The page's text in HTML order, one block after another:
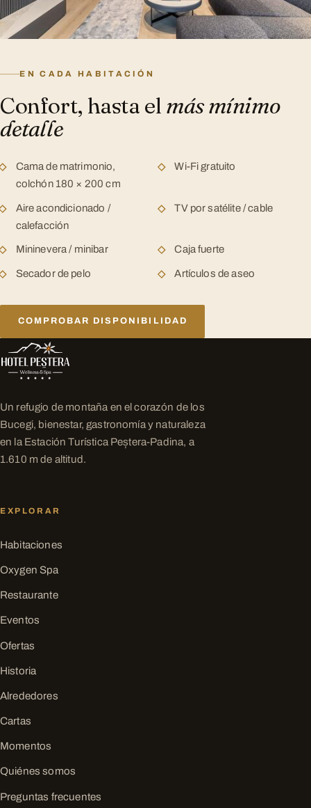
EN CADA HABITACIÓN
Confort, hasta el más mínimo
detalle
Cama de matrimonio,
colchón 180 × 200 cm
Wi-Fi gratuito
Aire acondicionado /
calefacción
TV por satélite / cable
Mininevera / minibar Caja fuerte
Secador de pelo Artículos de aseo
COMPROBAR DISPONIBILIDAD
Un refugio de montaña en el corazón de los
Bucegi, bienestar, gastronomía y naturaleza
en la Estación Turística Peștera-Padina, a
1.610 m de altitud.
EXPLORAR
Habitaciones
Oxygen Spa
Restaurante
Eventos
Ofertas
Historia
Alrededores
Cartas
Momentos
Quiénes somos
Preguntas frecuentes